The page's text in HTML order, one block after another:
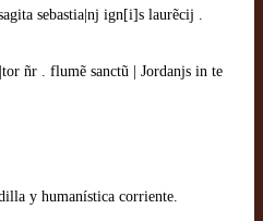
sebastia|nj ign[i]s laurẽcij .
ñr . flumẽ sanctũ | Jordanjs in te
y humanística corriente.